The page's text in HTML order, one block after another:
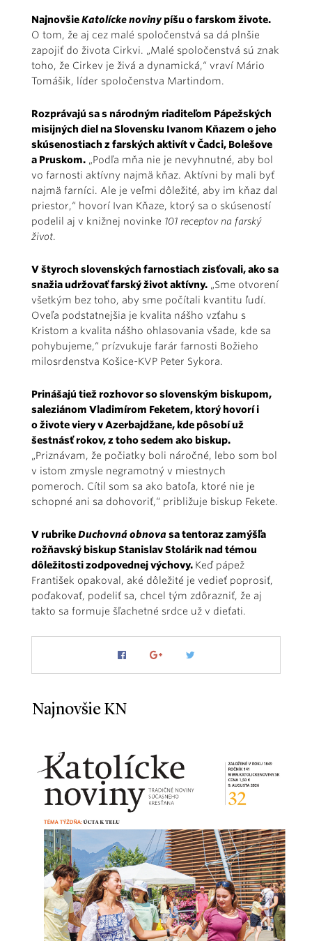
NajnovšieKatolícke novinypíšu o farskom živote.
O tom, že aj cez malé spoločenstvá sa dá plnšie
zapojiť do života Cirkvi. „Malé spoločenstvá sú znak
toho, že Cirkev je živá a dynamická,“ vraví Mário
Tomášik, líder spoločenstva Martindom.
Rozprávajú sa s národným riaditeľom Pápežských
misijných diel na Slovensku Ivanom Kňazem o jeho
skúsenostiach z farských aktivít v Čadci, Bolešove
a Pruskom. „Podľa mňa nie je nevyhnutné, aby bol
vo farnosti aktívny najmä kňaz. Aktívni by mali byť
najmä farníci. Ale je veľmi dôležité, aby im kňaz dal
priestor,“ hovorí Ivan Kňaze, ktorý sa o skúseností
podelil aj v knižnej novinke 101 receptov na farský
život.
V štyroch slovenských farnostiach zisťovali, ako sa
snažia udržovať farský život aktívny. „Sme otvorení
všetkým bez toho, aby sme počítali kvantitu ľudí.
Oveľa podstatnejšia je kvalita nášho vzťahu s
Kristom a kvalita nášho ohlasovania všade, kde sa
pohybujeme,“ prízvukuje farár farnosti Božieho
milosrdenstva Košice-KVP Peter Sykora.
Prinášajú tiež rozhovor so slovenským biskupom,
saleziánom Vladimírom Feketem, ktorý hovorí i
o živote viery v Azerbajdžane, kde pôsobí už
šestnásť rokov, z toho sedem ako biskup.
„Priznávam, že počiatky boli náročné, lebo som bol
v istom zmysle negramotný v miestnych
pomeroch. Cítil som sa ako batoľa, ktoré nie je
schopné ani sa dohovoriť,“ približuje biskup Fekete.
V rubrikeDuchovná obnova sa tentoraz zamýšľa
rožňavský biskup Stanislav Stolárik nad témou
dôležitosti zodpovednej výchovy. Keď pápež
František opakoval, aké dôležité je vedieť poprosiť,
poďakovať, podeliť sa, chcel tým zdôrazniť, že aj
takto sa formuje šľachetné srdce už v dieťati.
Najnovšie KN